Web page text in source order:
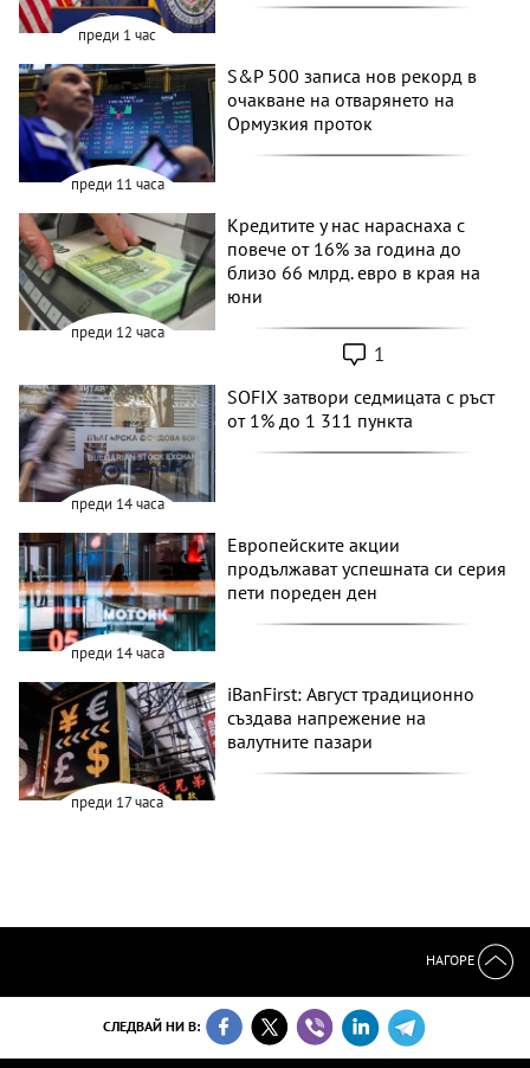
преди 1 час
преди 11 часа
S&P 500 записа нов рекорд в
очакване на отварянето на
Ормузкия проток
преди 12 часа
Кредитите у нас нараснаха с
повече от 16% за година до
близо 66 млрд. евро в края на
юни
1
преди 14 часа
SOFIX затвори седмицата с ръст
от 1% до 1 311 пункта
преди 14 часа
Европейските акции
продължават успешната си серия
пети пореден ден
преди 17 часа
iBanFirst: Август традиционно
създава напрежение на
валутните пазари
НАГОРЕ
СЛЕДВАЙ НИ В: